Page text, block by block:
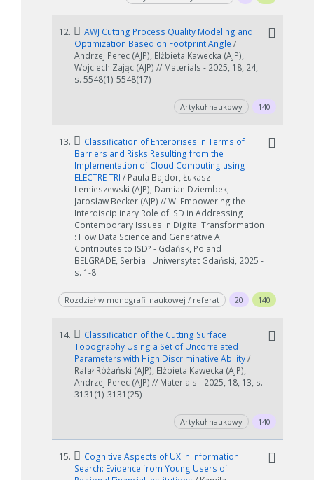
12.
AWJ Cutting Process Quality Modeling and
Optimization Based on Footprint Angle /
Andrzej Perec (AJP), Elżbieta Kawecka (AJP),
Wojciech Zając (AJP) // Materials - 2025, 18, 24,
s. 5548(1)-5548(17)
Artykuł naukowy 140
13.
Classification of Enterprises in Terms of
Barriers and Risks Resulting from the
Implementation of Cloud Computing using
ELECTRE TRI / Paula Bajdor, Łukasz
Lemieszewski (AJP), Damian Dziembek,
Jarosław Becker (AJP) // W: Empowering the
Interdisciplinary Role of ISD in Addressing
Contemporary Issues in Digital Transformation
: How Data Science and Generative AI
Contributes to ISD? - Gdańsk, Poland
BELGRADE, Serbia : Uniwersytet Gdański, 2025 -
s. 1-8
Rozdział w monografii naukowej / referat 20 140
14.
Classification of the Cutting Surface
Topography Using a Set of Uncorrelated
Parameters with High Discriminative Ability/
Rafał Różański (AJP), Elżbieta Kawecka (AJP),
Andrzej Perec (AJP) // Materials - 2025, 18, 13, s.
3131(1)-3131(25)
Artykuł naukowy 140
15.
Cognitive Aspects of UX in Information
Search: Evidence from Young Users of